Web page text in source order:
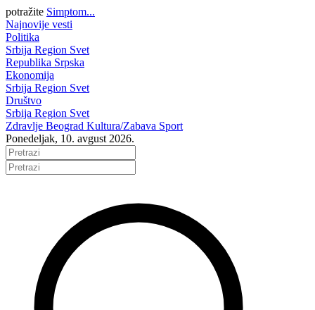
potražite Simptom...
Najnovije vesti
Politika
Srbija Region Svet
Republika Srpska
Ekonomija
Srbija Region Svet
Društvo
Srbija Region Svet
Zdravlje Beograd Kultura/Zabava Sport
Ponedeljak, 10. avgust 2026.